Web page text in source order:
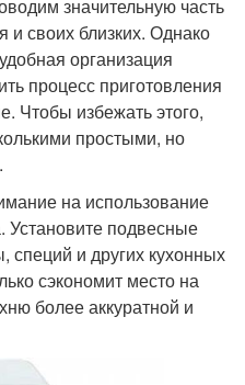
значительную часть
и своих близких. Однако
организация
процесс приготовления
Чтобы избежать этого,
простыми, но
на использование
Установите подвесные
специй и других кухонных
сэкономит место на
более аккуратной и